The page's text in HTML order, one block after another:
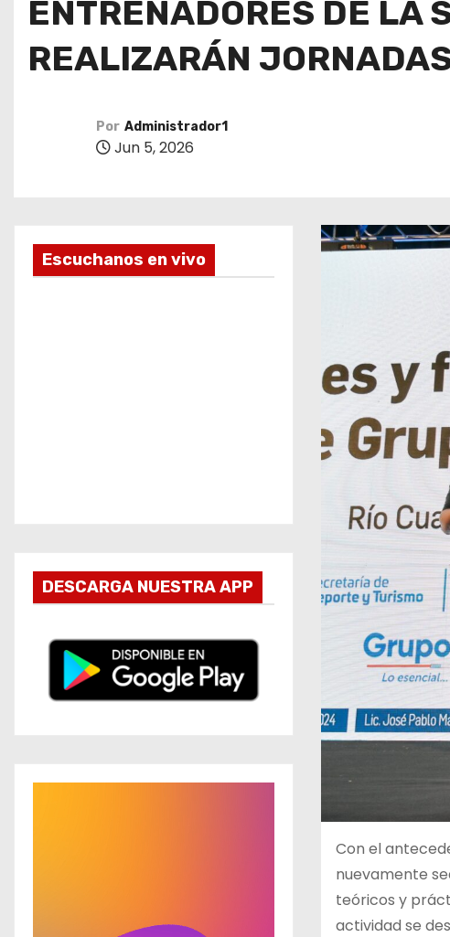
ENTRENADORES DE LA
REALIZARÁN
Por Administrador1
Jun 5, 2026
Escuchanos en vivo
DESCARGA NUESTRA APP
Con el
nuevamente
teóricos y
actividad se